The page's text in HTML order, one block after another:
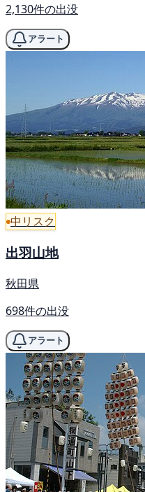
2,130件の出没
アラート
中リスク
出羽山地
秋田県
698件の出没
アラート